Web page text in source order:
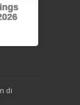
di